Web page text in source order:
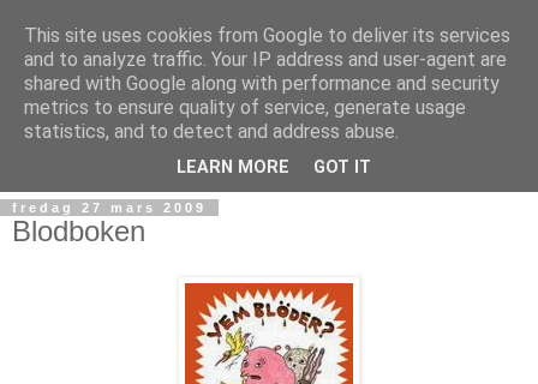
fredag 27 mars 2009
Blodboken
This site uses cookies from Google to deliver its services
and to analyze traffic. Your IP address and user-agent are
shared with Google along with performance and security
metrics to ensure quality of service, generate usage
statistics, and to detect and address abuse.
LEARN MORE GOT IT